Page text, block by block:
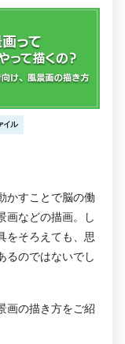
イル
かすことで脳の働
画などの描画。し
をそろえても、思
るのではないでし
画の描き方をご紹